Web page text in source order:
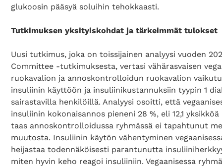
glukoosin pääsyä soluihin tehokkaasti.
Tutkimuksen yksityiskohdat ja tärkeimmät tulokset
Uusi tutkimus, joka on toissijainen analyysi vuoden
Committee -tutkimuksesta, vertasi vähärasvaisen
ruokavalion ja annoskontrolloidun ruokavalion
insuliinin käyttöön ja insuliinikustannuksiin tyypin 1
sairastavilla henkilöillä. Analyysi osoitti, että
insuliinin kokonaisannos pieneni 28 %, eli 12,1 yksikköä
taas annoskontrolloidussa ryhmässä ei tapahtunut
muutosta. Insuliinin käytön vähentyminen
heijastaa todennäköisesti parantunutta
miten hyvin keho reagoi insuliiniin. Vegaanisessa